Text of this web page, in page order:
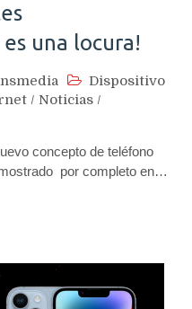
una locura!
Dispositivo
/ Noticias /
concepto de teléfono
por completo en…